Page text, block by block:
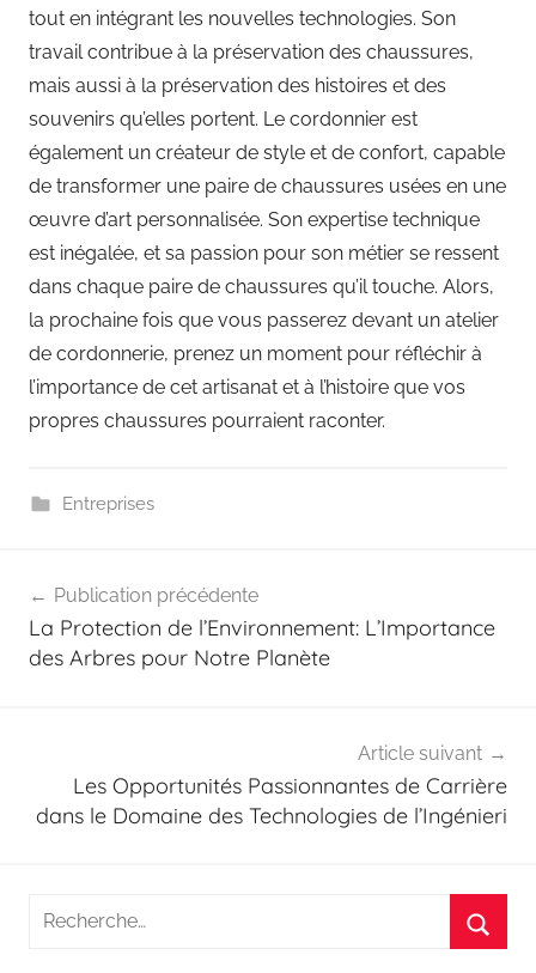
tout en intégrant les nouvelles technologies. Son
travail contribue à la préservation des chaussures,
mais aussi à la préservation des histoires et des
souvenirs qu’elles portent. Le cordonnier est
également un créateur de style et de confort, capable
de transformer une paire de chaussures usées en une
œuvre d’art personnalisée. Son expertise technique
est inégalée, et sa passion pour son métier se ressent
dans chaque paire de chaussures qu’il touche. Alors,
la prochaine fois que vous passerez devant un atelier
de cordonnerie, prenez un moment pour réfléchir à
l’importance de cet artisanat et à l’histoire que vos
propres chaussures pourraient raconter.
Entreprises
de
l’article
Publication précédente
La Protection de l’Environnement: L’Importance
des Arbres pour Notre Planète
Article suivant
Les Opportunités Passionnantes de Carrière
dans le Domaine des Technologies de l’Ingénieri
Recherche